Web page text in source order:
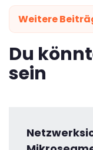
Weitere
Du
sein